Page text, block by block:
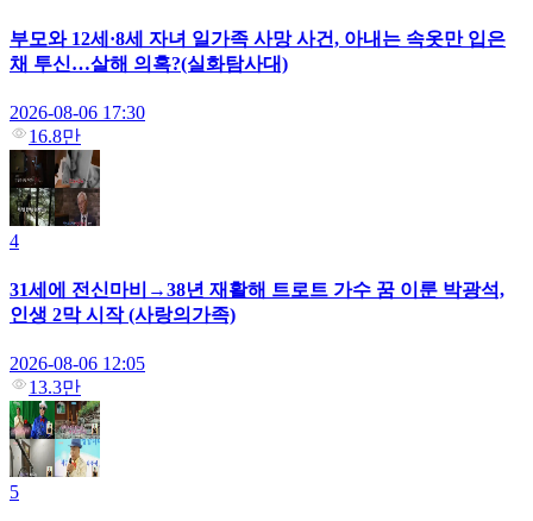
부모와 12세·8세 자녀 일가족 사망 사건, 아내는 속옷만 입은
채 투신…살해 의혹?(실화탐사대)
2026-08-06 17:30
16.8만
4
31세에 전신마비→38년 재활해 트로트 가수 꿈 이룬 박광석,
인생 2막 시작 (사랑의가족)
2026-08-06 12:05
13.3만
5